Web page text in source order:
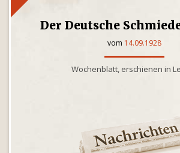
Der Deutsche
vom 14.09.1928
Wochenblatt, erschienen in